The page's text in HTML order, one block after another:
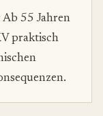
Ab 55 Jahren
praktisch